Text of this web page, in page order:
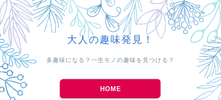
大人の趣味発見！
多趣味になる？一生モノの趣味を見つける？
HOME